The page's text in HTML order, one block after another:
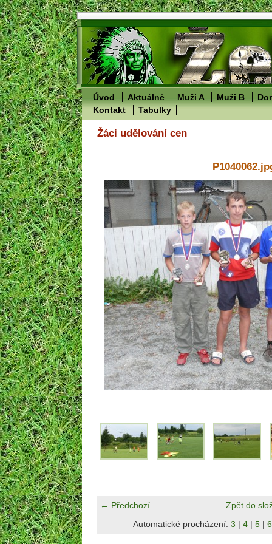
Úvod Aktuálně Muži A Muži B
Kontakt
Tabulky
Žáci udělování cen
← Předchozí
Zpět do
Automatické procházení: 3 | 4 | 5 | 6